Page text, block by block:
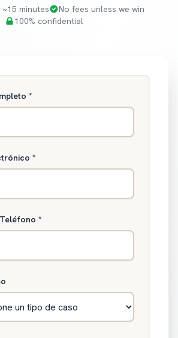
minutes
No fees unless we win
100% confidential
*
*
*